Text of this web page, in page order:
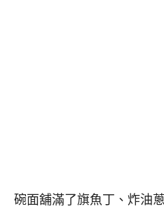
碗面舖滿了旗魚丁、炸油